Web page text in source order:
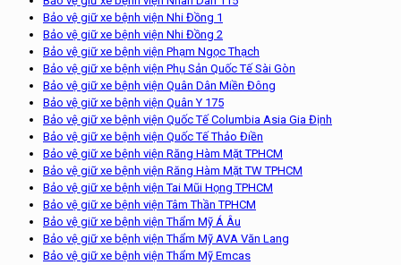
Bảo vệ giữ xe bệnh viện Nhi Đồng 1
Bảo vệ giữ xe bệnh viện Nhi Đồng 2
Bảo vệ giữ xe bệnh viện Phạm Ngọc Thạch
Bảo vệ giữ xe bệnh viện Phụ Sản Quốc Tế Sài Gòn
Bảo vệ giữ xe bệnh viện Quân Dân Miền Đông
Bảo vệ giữ xe bệnh viện Quân Y 175
Bảo vệ giữ xe bệnh viện Quốc Tế Columbia Asia Gia Định
Bảo vệ giữ xe bệnh viện Quốc Tế Thảo Điền
Bảo vệ giữ xe bệnh viện Răng Hàm Mặt TPHCM
Bảo vệ giữ xe bệnh viện Răng Hàm Mặt TW TPHCM
Bảo vệ giữ xe bệnh viện Tai Mũi Họng TPHCM
Bảo vệ giữ xe bệnh viện Tâm Thần TPHCM
Bảo vệ giữ xe bệnh viện Thẩm Mỹ Á Âu
Bảo vệ giữ xe bệnh viện Thẩm Mỹ AVA Văn Lang
Bảo vệ giữ xe bệnh viện Thẩm Mỹ Emcas